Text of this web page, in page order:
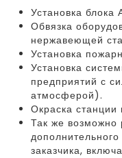
Установка блока
Обвязка
нержавеющей
Установка
Установка
предприятий с
атмосферой).
Окраска
Так же
заказчика,